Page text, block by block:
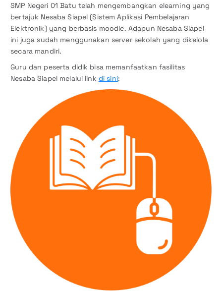
SMP Negeri 01 Batu telah mengembangkan elearning yang
bertajuk Nesaba Siapel (Sistem Aplikasi Pembelajaran
Elektronik) yang berbasis moodle. Adapun Nesaba Siapel
ini juga sudah menggunakan server sekolah yang dikelola
secara mandiri.
Guru dan peserta didik bisa memanfaatkan fasilitas
Nesaba Siapel melalui link di sini: